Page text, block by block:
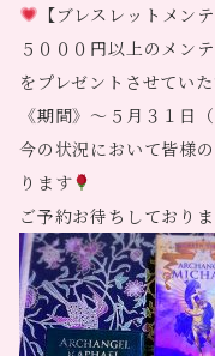
【ブレスレットメンテ
５０００円以上のメン
をプレゼントさせてい
《期間》～５月３１日（
今の状況において皆様
ります
ご予約お待ちしており